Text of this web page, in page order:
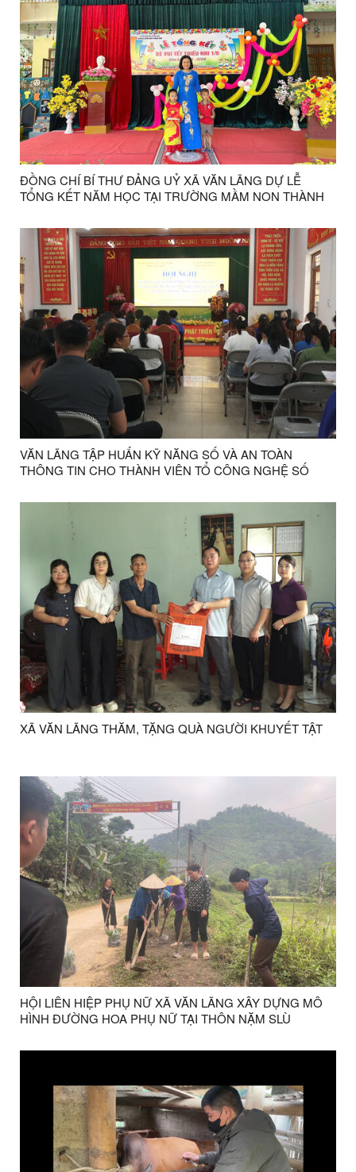
ĐỒNG CHÍ BÍ THƯ ĐẢNG UỶ XÃ VĂN LÃNG DỰ LỄ
TỔNG KẾT NĂM HỌC TẠI TRƯỜNG MẦM NON THÀNH
VĂN LÃNG TẬP HUẤN KỸ NĂNG SỐ VÀ AN TOÀN
THÔNG TIN CHO THÀNH VIÊN TỔ CÔNG NGHỆ SỐ
XÃ VĂN LÃNG THĂM, TẶNG QUÀ NGƯỜI KHUYẾT TẬT
HỘI LIÊN HIỆP PHỤ NỮ XÃ VĂN LÃNG XÂY DỰNG MÔ
HÌNH ĐƯỜNG HOA PHỤ NỮ TẠI THÔN NẶM SLÙ